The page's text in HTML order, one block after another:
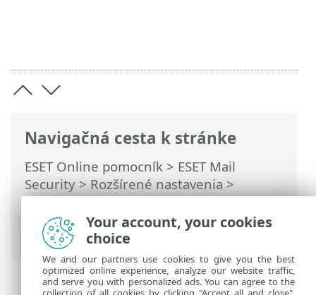
Navigačná cesta k stránke
ESET Online pomocník > ESET Mail
Security>Rozšírené nastavenia>
Ochrana prenosu e-mailov>Konfigurácia
ochrany prenosu e‑mailov> Nastavenie
priority agenta
Your account, your cookies
choice
We and our partners use cookies to give you the best
optimized online experience, analyze our website traffic,
and serve you with personalized ads. You can agree to the